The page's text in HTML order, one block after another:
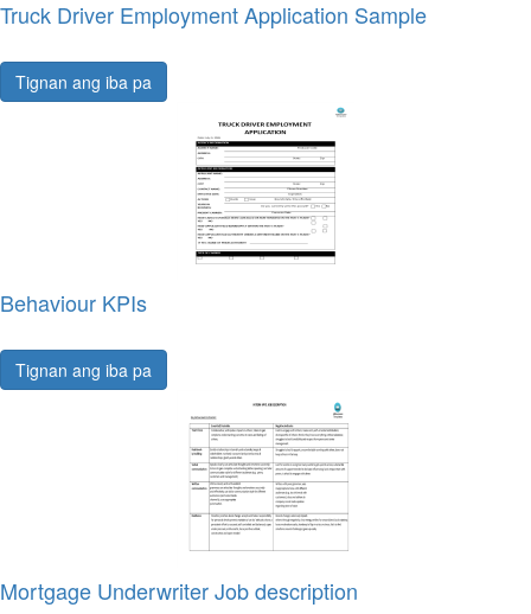
Truck Driver Employment Application Sample
Tignan ang iba pa
Behaviour KPIs
Tignan ang iba pa
Mortgage Underwriter Job description